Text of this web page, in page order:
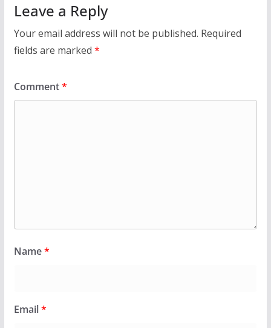
Leave a Reply
Your email address will not be published. Required
fields are marked *
Comment*
Name*
Email*